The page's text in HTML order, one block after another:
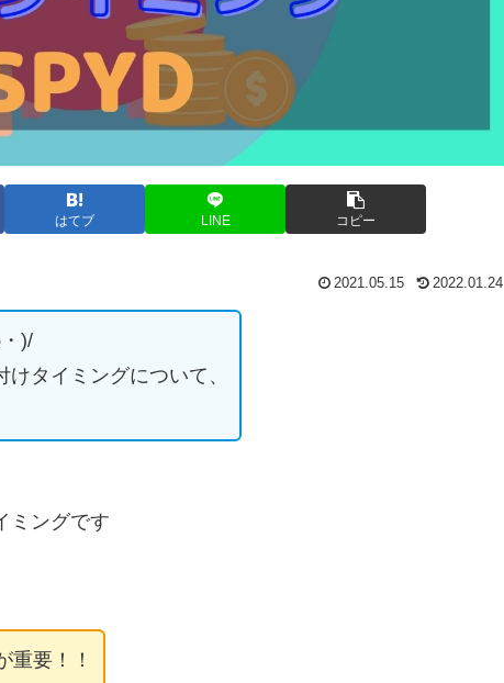
はてブ LINE コピー
2021.05.15 2022.01.24
)/
タイミングについて、
ミングです
重要！！